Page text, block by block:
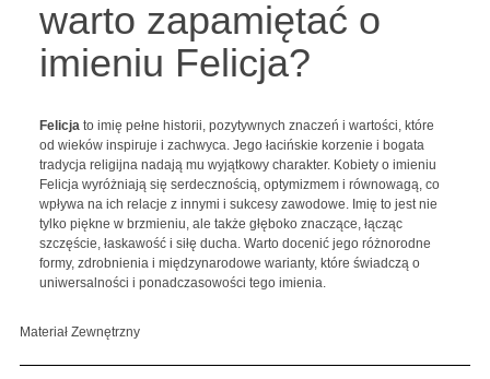
warto zapamiętać o
imieniu Felicja?
Felicjato imię pełne historii, pozytywnych znaczeń i wartości, które
od wieków inspiruje i zachwyca. Jego łacińskie korzenie i bogata
tradycja religijna nadają mu wyjątkowy charakter. Kobiety o imieniu
Felicja wyróżniają się serdecznością, optymizmem i równowagą, co
wpływa na ich relacje z innymi i sukcesy zawodowe. Imię to jest nie
tylko piękne w brzmieniu, ale także głęboko znaczące, łącząc
szczęście, łaskawość i siłę ducha. Warto docenić jego różnorodne
formy, zdrobnienia i międzynarodowe warianty, które świadczą o
uniwersalności i ponadczasowości tego imienia.
Materiał Zewnętrzny